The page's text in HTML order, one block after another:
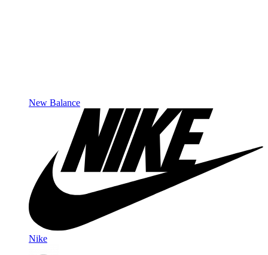
New Balance
Nike